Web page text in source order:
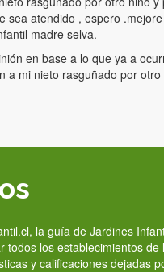
sea atendido , espero
madre selva.
en base a lo que ya a
a mi nieto rasguñado por
la guía de Jardines
todos los establecimientos
y calificaciones dejadas